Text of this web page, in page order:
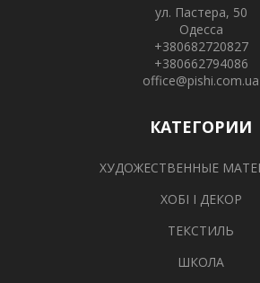
ул. Пастера, 50
Одесса
+380682720827
+380662794086
office@pishi.com.ua
КАТЕГОРИИ
ХУДОЖЕСТВЕННЫЕ
ХОБІ І ДЕКОР
ТЕКСТИЛЬ
ШКОЛА